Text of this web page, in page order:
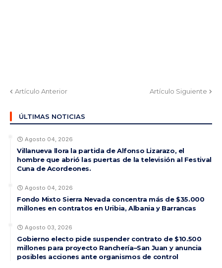
Artículo Anterior Artículo Siguiente
ÚLTIMAS NOTICIAS
Agosto 04, 2026
Villanueva llora la partida de Alfonso Lizarazo, el
hombre que abrió las puertas de la televisión al Festival
Cuna de Acordeones.
Agosto 04, 2026
Fondo Mixto Sierra Nevada concentra más de $35.000
millones en contratos en Uribia, Albania y Barrancas
Agosto 03, 2026
Gobierno electo pide suspender contrato de $10.500
millones para proyecto Ranchería–San Juan y anuncia
posibles acciones ante organismos de control